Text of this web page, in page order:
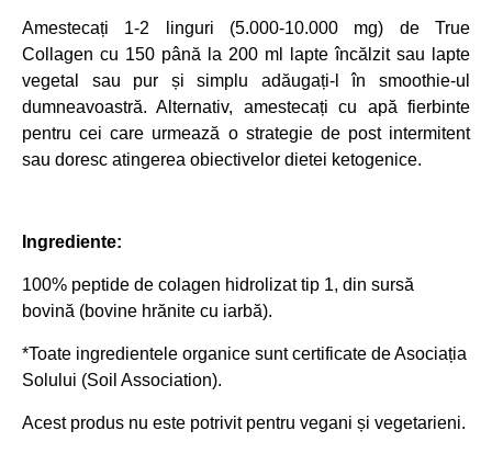
Amestecați 1-2 linguri (5.000-10.000 mg) de True
Collagen cu 150 până la 200 ml lapte încălzit sau lapte
vegetal sau pur și simplu adăugați-l în smoothie-ul
dumneavoastră. Alternativ, amestecați cu apă fierbinte
pentru cei care urmează o strategie de post intermitent
sau doresc atingerea obiectivelor dietei ketogenice.
Ingrediente:
100% peptide de colagen hidrolizat tip 1, din sursă
bovină (bovine hrănite cu iarbă).
*Toate ingredientele organice sunt certificate de Asociația
Solului (Soil Association).
Acest produs nu este potrivit pentru vegani și vegetarieni.